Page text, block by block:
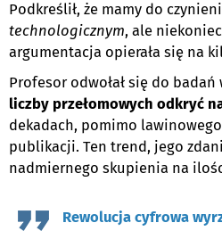
Podkreślił, że mamy do
technologicznym, ale
argumentacja opierała się na
Profesor odwołał się do badań
liczby przełomowych odkryć
dekadach, pomimo
publikacji. Ten trend, jego
nadmiernego skupienia na
Rewolucja cyfrowa